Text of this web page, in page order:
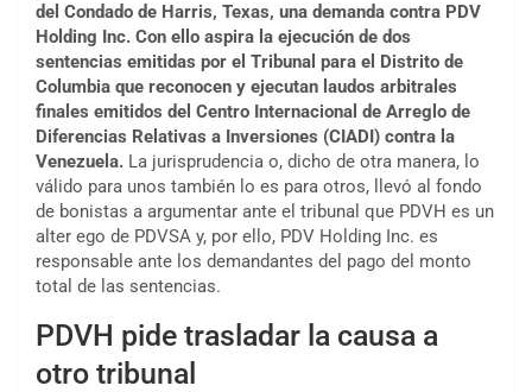
del Condado de Harris, Texas, una demanda contra PDV
Holding Inc. Con ello aspira la ejecución de dos
sentencias emitidas por el Tribunal para el Distrito de
Columbia que reconocen y ejecutan laudos arbitrales
finales emitidos del Centro Internacional de Arreglo de
Diferencias Relativas a Inversiones (CIADI) contra la
Venezuela. La jurisprudencia o, dicho de otra manera, lo
válido para unos también lo es para otros, llevó al fondo
de bonistas a argumentar ante el tribunal que PDVH es un
alter ego de PDVSA y, por ello, PDV Holding Inc. es
responsable ante los demandantes del pago del monto
total de las sentencias.
PDVH pide trasladar la causa a
otro tribunal